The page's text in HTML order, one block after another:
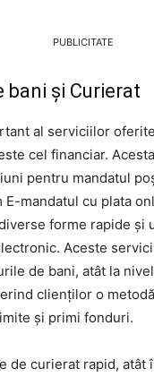
PUBLICITATE
bani și Curierat
al serviciilor
cel financiar.
pentru mandatul
E-mandatul cu plata
forme rapide și
Aceste
de bani, atât la
clienților o
și primi fonduri.
de curierat rapid, atât